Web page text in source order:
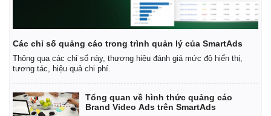
Các chỉ số quảng cáo trong trình quản lý của SmartAds
Thông qua các chỉ số này, thương hiệu đánh giá mức độ hiển thị,
tương tác, hiệu quả chi phí.
Tổng quan về hình thức quảng cáo
Brand Video Ads trên SmartAds